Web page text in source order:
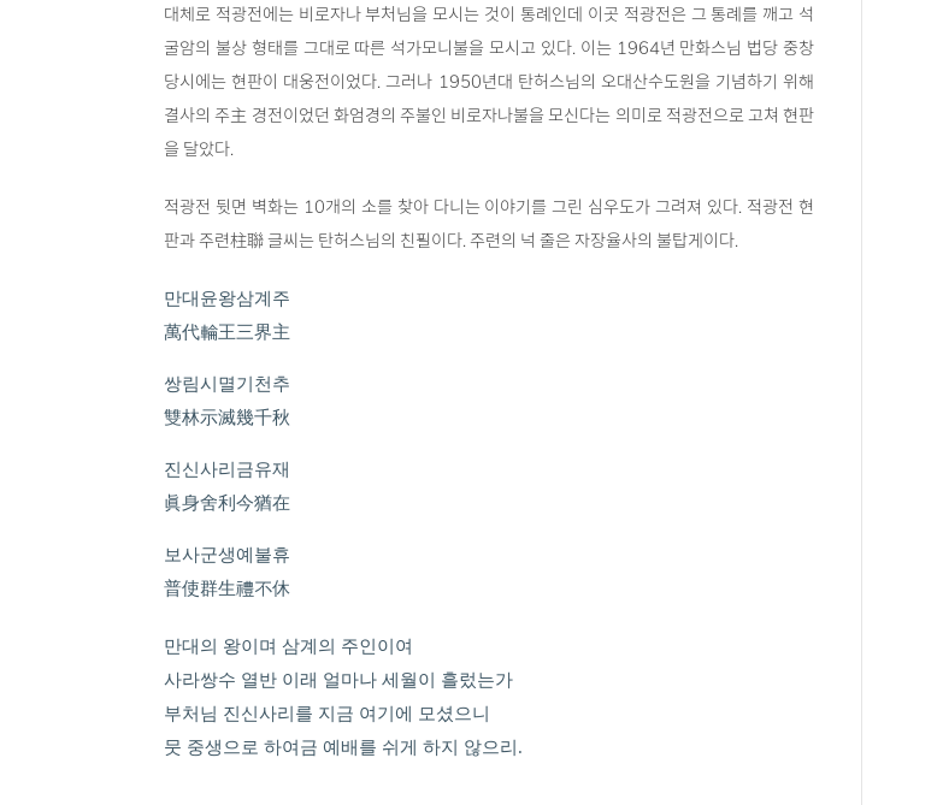
대체로 적광전에는 비로자나 부처님을 모시는 것이 통례인데 이곳 적광전은 그 통례를 깨고 석
굴암의 불상 형태를 그대로 따른 석가모니불을 모시고 있다. 이는 1964년 만화스님 법당 중창
당시에는 현판이 대웅전이었다. 그러나 1950년대 탄허스님의 오대산수도원을 기념하기 위해
결사의 주主 경전이었던 화엄경의 주불인 비로자나불을 모신다는 의미로 적광전으로 고쳐 현판
을 달았다.
적광전 뒷면 벽화는 10개의 소를 찾아 다니는 이야기를 그린 심우도가 그려져 있다. 적광전 현
판과 주련柱聯 글씨는 탄허스님의 친필이다. 주련의 넉 줄은 자장율사의 불탑게이다.
만대윤왕삼계주
萬代輪王三界主
쌍림시멸기천추
雙林示滅幾千秋
진신사리금유재
眞身舍利今猶在
보사군생예불휴
普使群生禮不休
만대의 왕이며 삼계의 주인이여
사라쌍수 열반 이래 얼마나 세월이 흘렀는가
부처님 진신사리를 지금 여기에 모셨으니
뭇 중생으로 하여금 예배를 쉬게 하지 않으리.